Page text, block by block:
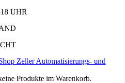
UHR
Zeller Automatisierungs- und
Produkte im Warenkorb.